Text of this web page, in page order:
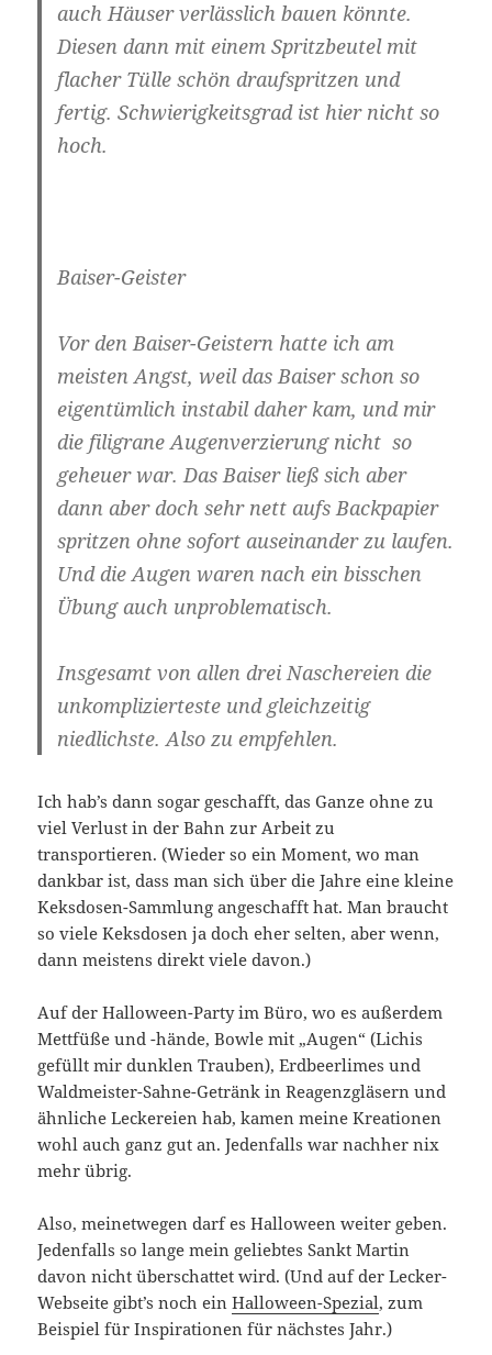
auch Häuser verlässlich bauen könnte.
Diesen dann mit einem Spritzbeutel mit
flacher Tülle schön draufspritzen und
fertig. Schwierigkeitsgrad ist hier nicht so
hoch.
Baiser-Geister
Vor den Baiser-Geistern hatte ich am
meisten Angst, weil das Baiser schon so
eigentümlich instabil daher kam, und mir
die filigrane Augenverzierung nicht so
geheuer war. Das Baiser ließ sich aber
dann aber doch sehr nett aufs Backpapier
spritzen ohne sofort auseinander zu laufen.
Und die Augen waren nach ein bisschen
Übung auch unproblematisch.
Insgesamt von allen drei Naschereien die
unkomplizierteste und gleichzeitig
niedlichste. Also zu empfehlen.
Ich hab’s dann sogar geschafft, das Ganze ohne zu
viel Verlust in der Bahn zur Arbeit zu
transportieren. (Wieder so ein Moment, wo man
dankbar ist, dass man sich über die Jahre eine kleine
Keksdosen-Sammlung angeschafft hat. Man braucht
so viele Keksdosen ja doch eher selten, aber wenn,
dann meistens direkt viele davon.)
Auf der Halloween-Party im Büro, wo es außerdem
Mettfüße und -hände, Bowle mit „Augen“ (Lichis
gefüllt mir dunklen Trauben), Erdbeerlimes und
Waldmeister-Sahne-Getränk in Reagenzgläsern und
ähnliche Leckereien hab, kamen meine Kreationen
wohl auch ganz gut an. Jedenfalls war nachher nix
mehr übrig.
Also, meinetwegen darf es Halloween weiter geben.
Jedenfalls so lange mein geliebtes Sankt Martin
davon nicht überschattet wird. (Und auf der Lecker-
Webseite gibt’s noch einHalloween-Spezial, zum
Beispiel für Inspirationen für nächstes Jahr.)